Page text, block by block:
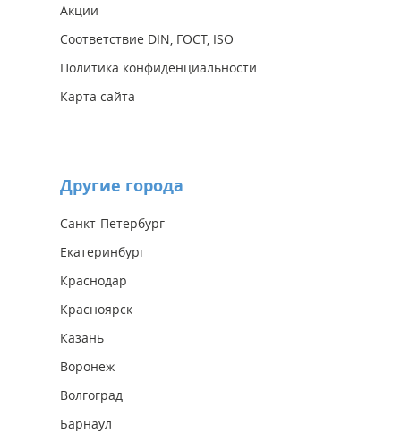
Акции
Соответствие DIN, ГОСТ, ISO
Политика конфиденциальности
Карта сайта
Другие города
Санкт-Петербург
Екатеринбург
Краснодар
Красноярск
Казань
Воронеж
Волгоград
Барнаул